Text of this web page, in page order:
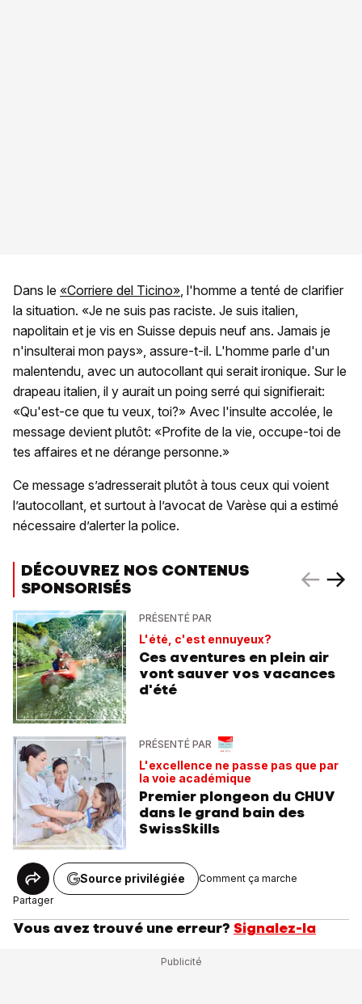
Dans le «Corriere del Ticino» , l'homme a tenté de clarifier
la situation. «Je ne suis pas raciste. Je suis italien,
napolitain et je vis en Suisse depuis neuf ans. Jamais je
n'insulterai mon pays», assure-t-il. L'homme parle d'un
malentendu, avec un autocollant qui serait ironique. Sur le
drapeau italien, il y aurait un poing serré qui signifierait:
«Qu'est-ce que tu veux, toi?» Avec l'insulte accolée, le
message devient plutôt: «Profite de la vie, occupe-toi de
tes affaires et ne dérange personne.»
Ce message s’adresserait plutôt à tous ceux qui voient
l’autocollant, et surtout à l’avocat de Varèse qui a estimé
nécessaire d’alerter la police.
DÉCOUVREZ NOS CONTENUS
SPONSORISÉS
PRÉSENTÉ PAR
L'été, c'est ennuyeux?
Ces aventures en plein air
vont sauver vos vacances
d'été
PRÉSENTÉ PAR
L'excellence ne passe pas que par
la voie académique
Premier plongeon du CHUV
dans le grand bain des
SwissSkills
Partager
Source privilégiée Comment ça marche
Vous avez trouvé une erreur? Signalez-la